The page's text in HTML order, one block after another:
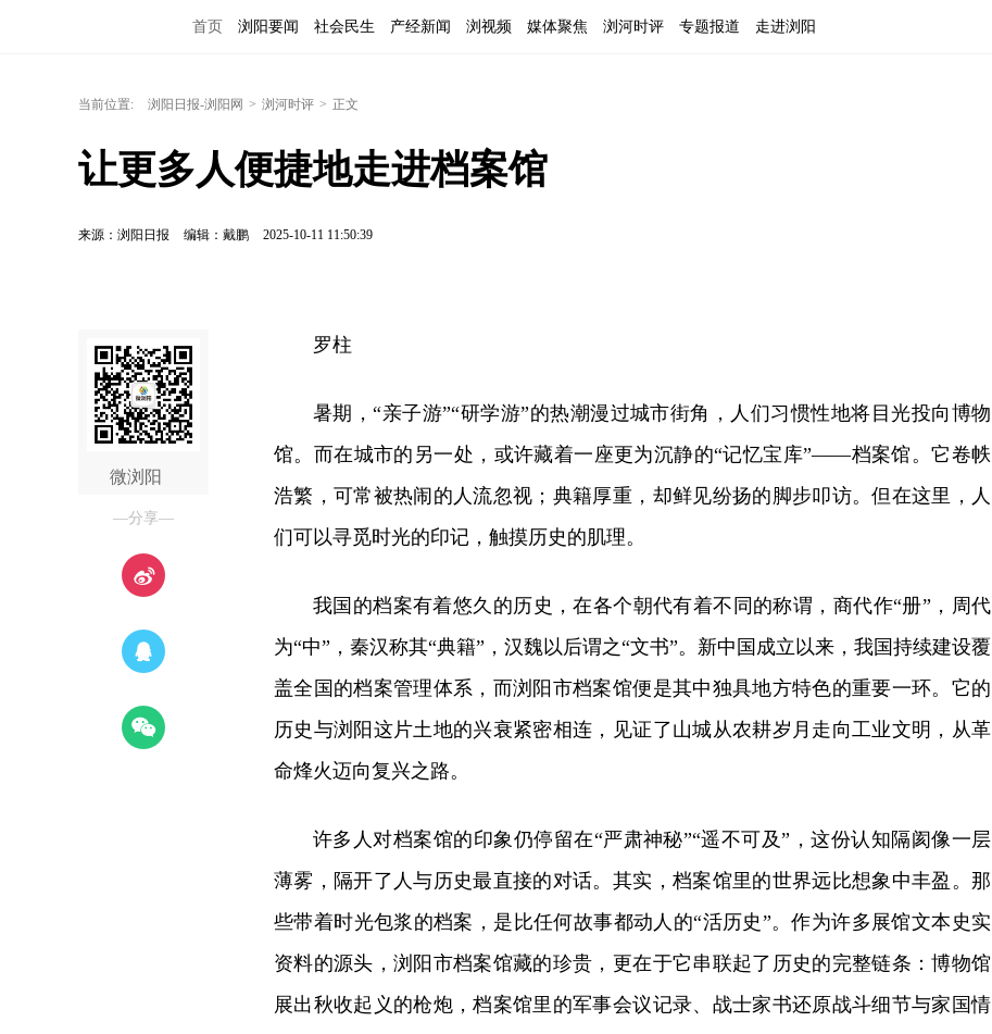
首页 浏阳要闻 社会民生 产经新闻 浏视频 媒体聚焦 浏河时评 专题报道 走进浏阳
当前位置: 浏阳日报-浏阳网 > 浏河时评 > 正文
让更多人便捷地走进档案馆
来源：浏阳日报 编辑：戴鹏 2025-10-11 11:50:39
微浏阳
—分享—
罗柱
暑期，“亲子游”“研学游”的热潮漫过城市街角，人们习惯性地将目光投向博物
馆。而在城市的另一处，或许藏着一座更为沉静的“记忆宝库”——档案馆。它卷帙
浩繁，可常被热闹的人流忽视；典籍厚重，却鲜见纷扬的脚步叩访。但在这里，人
们可以寻觅时光的印记，触摸历史的肌理。
我国的档案有着悠久的历史，在各个朝代有着不同的称谓，商代作“册”，周代
为“中”，秦汉称其“典籍”，汉魏以后谓之“文书”。新中国成立以来，我国持续建设覆
盖全国的档案管理体系，而浏阳市档案馆便是其中独具地方特色的重要一环。它的
历史与浏阳这片土地的兴衰紧密相连，见证了山城从农耕岁月走向工业文明，从革
命烽火迈向复兴之路。
许多人对档案馆的印象仍停留在“严肃神秘”“遥不可及”，这份认知隔阂像一层
薄雾，隔开了人与历史最直接的对话。其实，档案馆里的世界远比想象中丰盈。那
些带着时光包浆的档案，是比任何故事都动人的“活历史”。作为许多展馆文本史实
资料的源头，浏阳市档案馆藏的珍贵，更在于它串联起了历史的完整链条：博物馆
展出秋收起义的枪炮，档案馆里的军事会议记录、战士家书还原战斗细节与家国情